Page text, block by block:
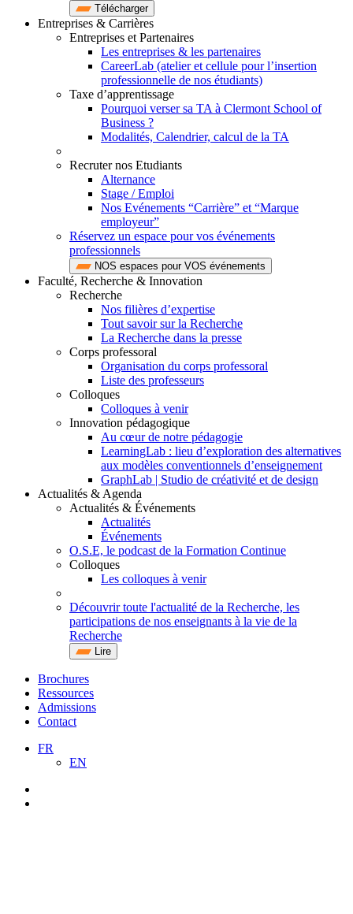
Télécharger
Entreprises & Carrières
Entreprises et Partenaires
Les entreprises & les partenaires
CareerLab (atelier et cellule pour l’insertion
professionnelle de nos étudiants)
Taxe d’apprentissage
Pourquoi verser sa TA à Clermont School of
Business ?
Modalités, Calendrier, calcul de la TA
Recruter nos Etudiants
Alternance
Stage / Emploi
Nos Evénements “Carrière” et “Marque
employeur”
Réservez un espace pour vos événements
professionnels
NOS espaces pour VOS événements
Faculté, Recherche & Innovation
Recherche
Nos filières d’expertise
Tout savoir sur la Recherche
La Recherche dans la presse
Corps professoral
Organisation du corps professoral
Liste des professeurs
Colloques
Colloques à venir
Innovation pédagogique
Au cœur de notre pédagogie
LearningLab : lieu d’exploration des alternatives
aux modèles conventionnels d’enseignement
GraphLab | Studio de créativité et de design
Actualités & Agenda
Actualités & Événements
Actualités
Événements
O.S.E, le podcast de la Formation Continue
Colloques
Les colloques à venir
Découvrir toute l'actualité de la Recherche, les
participations de nos enseignants à la vie de la
Recherche
Lire
Brochures
Ressources
Admissions
Contact
FR
EN